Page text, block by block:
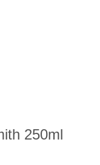
250ml